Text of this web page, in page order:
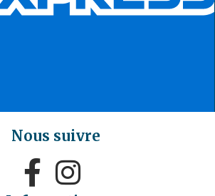
Nous suivre
 